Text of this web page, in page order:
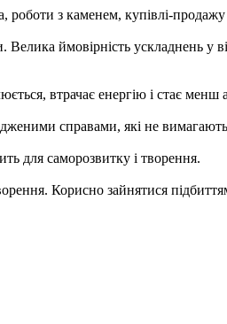
з каменем, купівлі-продажу
ймовірність ускладнень
втрачає енергію і стає менш
справами, які не
для саморозвитку і творення.
Корисно зайнятися